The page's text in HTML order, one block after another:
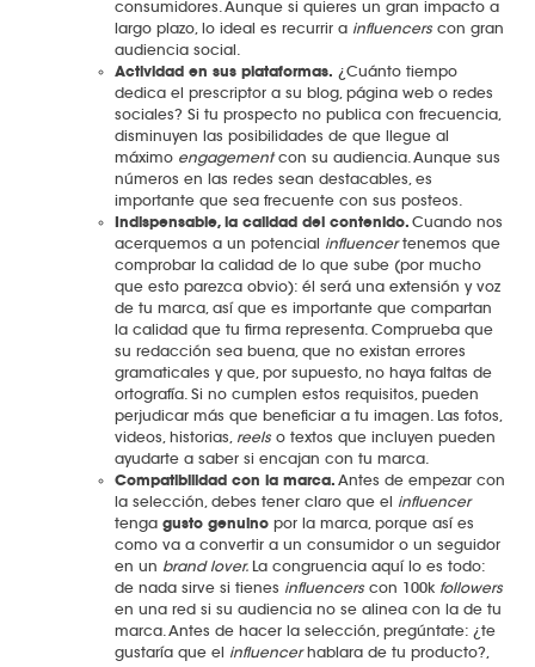
consumidores. Aunque si quieres un gran impacto a
largo plazo, lo ideal es recurrir a influencers con gran
audiencia social.
Actividad en sus plataformas. ¿Cuánto tiempo
dedica el prescriptor a su blog, página web o redes
sociales? Si tu prospecto no publica con frecuencia,
disminuyen las posibilidades de que llegue al
máximo engagementcon su audiencia. Aunque sus
números en las redes sean destacables, es
importante que sea frecuente con sus posteos.
Indispensable, la calidad del contenido. Cuando nos
acerquemos a un potencial influencertenemos que
comprobar la calidad de lo que sube (por mucho
que esto parezca obvio): él será una extensión y voz
de tu marca, así que es importante que compartan
la calidad que tu firma representa. Comprueba que
su redacción sea buena, que no existan errores
gramaticales y que, por supuesto, no haya faltas de
ortografía. Si no cumplen estos requisitos, pueden
perjudicar más que beneficiar a tu imagen. Las fotos,
videos, historias, reels o textos que incluyen pueden
ayudarte a saber si encajan con tu marca.
Compatibilidad con la marca. Antes de empezar con
la selección, debes tener claro que el influencer
tenga gusto genuino por la marca, porque así es
como va a convertir a un consumidor o un seguidor
en un brand lover. La congruencia aquí lo es todo:
de nada sirve si tienes influencers con 100k followers
en una red si su audiencia no se alinea con la de tu
marca. Antes de hacer la selección, pregúntate: ¿te
gustaría que el influencerhablara de tu producto?,